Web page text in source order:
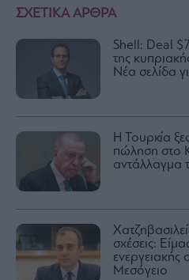
ΣΧΕΤΙΚΑ ΑΡΘΡΑ
Shell: Deal
της
Νέα σελίδα
Η Τουρκία
πώληση στο
αντάλλαγμα
σχέσεις:
ενεργειακής
Μεσόγειο